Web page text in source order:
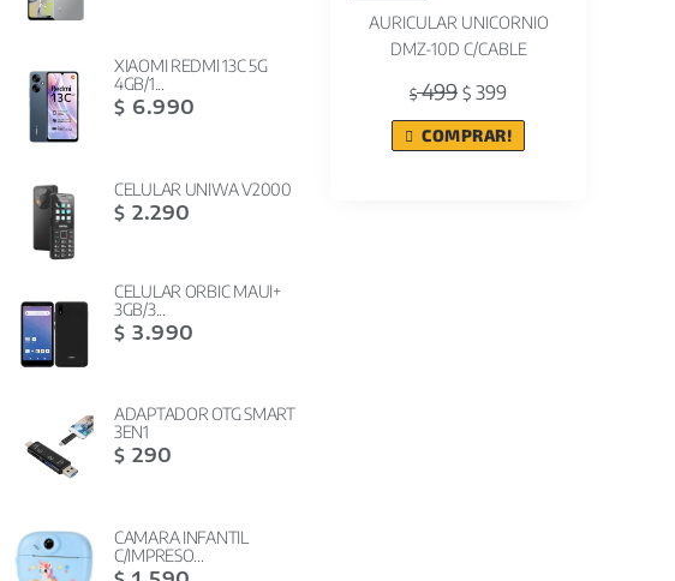
XIAOMI REDMI 13C 5G
4GB/1...
$ 6.990
CELULAR UNIWA V2000
$ 2.290
CELULAR ORBIC MAUI+
3GB/3...
$ 3.990
ADAPTADOR OTG SMART
3EN1
$ 290
CAMARA INFANTIL
C/IMPRESO...
AURICULAR UNICORNIO
DMZ-10D C/CABLE
$499 $ 399
COMPRAR!